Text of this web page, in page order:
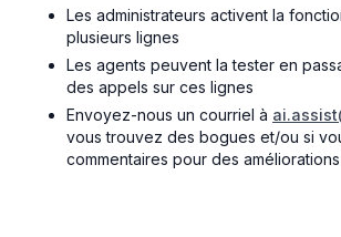
Les administrateurs activent la
plusieurs lignes
Les agents peuvent la tester en
des appels sur ces lignes
Envoyez-nous un courriel à
vous trouvez des bogues et/ou si
commentaires pour des améliorations